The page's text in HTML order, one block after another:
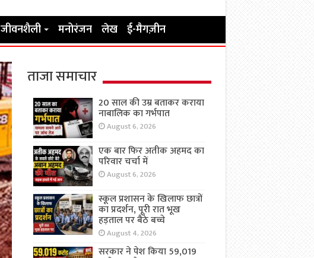
जीवनशैली मनोरंजन लेख ई-मैगज़ीन
ताजा समाचार
20 साल की उम्र बताकर कराया
नाबालिक का गर्भपात
August 6, 2026
एक बार फिर अतीक अहमद का
परिवार चर्चा में
August 6, 2026
स्कूल प्रशासन के खिलाफ छात्रों
का प्रदर्शन, पूरी रात भूख
हड़ताल पर बैठे बच्चे
August 4, 2026
सरकार ने पेश किया 59,019